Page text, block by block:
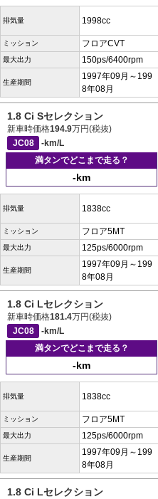
排気量 1998cc
ミッション フロアCVT
最大出力 150ps/6400rpm
生産期間
1997年09月～199
8年08月
1.8 Ci Sセレクション
新車時価格194.9万円(税抜)
JC08
-km/L
満タンでどこまで走る？
-km
排気量 1838cc
ミッション フロア5MT
最大出力 125ps/6000rpm
生産期間
1997年09月～199
8年08月
1.8 Ci Lセレクション
新車時価格181.4万円(税抜)
JC08
-km/L
満タンでどこまで走る？
-km
排気量 1838cc
ミッション フロア5MT
最大出力 125ps/6000rpm
生産期間
1997年09月～199
8年08月
1.8 Ci Lセレクション